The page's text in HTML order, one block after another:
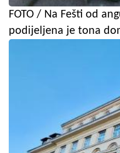
FOTO / Na Fešti od
podijeljena je tona